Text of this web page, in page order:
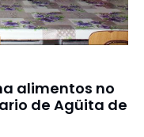
alimentos no
de Agüita de